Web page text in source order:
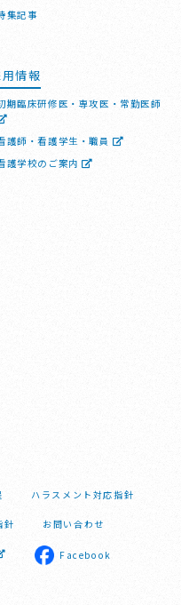
集記事
情報
期臨床研修医・専攻医・常勤医師
護師・看護学生・職員
護学校のご案内
ハラスメント対応指針
針 お問い合わせ
Facebook